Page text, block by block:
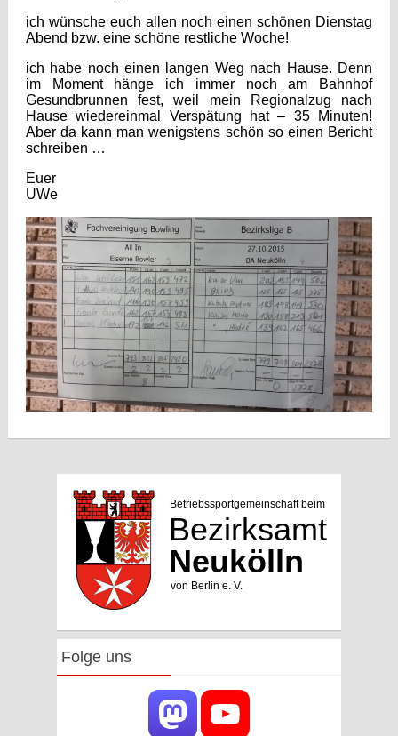
ich wünsche euch allen noch einen schönen Dienstag
Abend bzw. eine schöne restliche Woche!
ich habe noch einen langen Weg nach Hause. Denn
im Moment hänge ich immer noch am Bahnhof
Gesundbrunnen fest, weil mein Regionalzug nach
Hause wiedereinmal Verspätung hat – 35 Minuten!
Aber da kann man wenigstens schön so einen Bericht
schreiben …
Euer
UWe
Folge uns